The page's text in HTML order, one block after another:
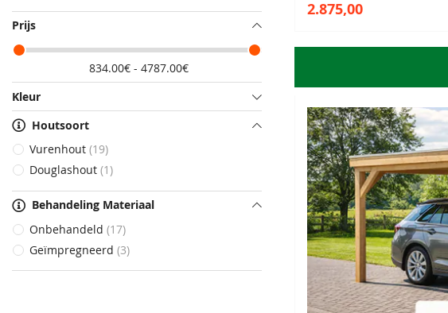
2.875,00
Prijs
834.00€ - 4787.00€
Kleur
Houtsoort
Vurenhout 19
Douglashout 1
Behandeling Materiaal
Onbehandeld 17
Geïmpregneerd 3